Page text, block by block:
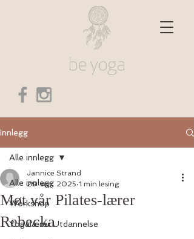
Innlegg
Alle innlegg
Workshop
Yogalærer Utdannelse
Alle innlegg
Møt vår Pilates-lærer
Rebecka
Jannice Strand
29. sep. 2025 1 min lesing